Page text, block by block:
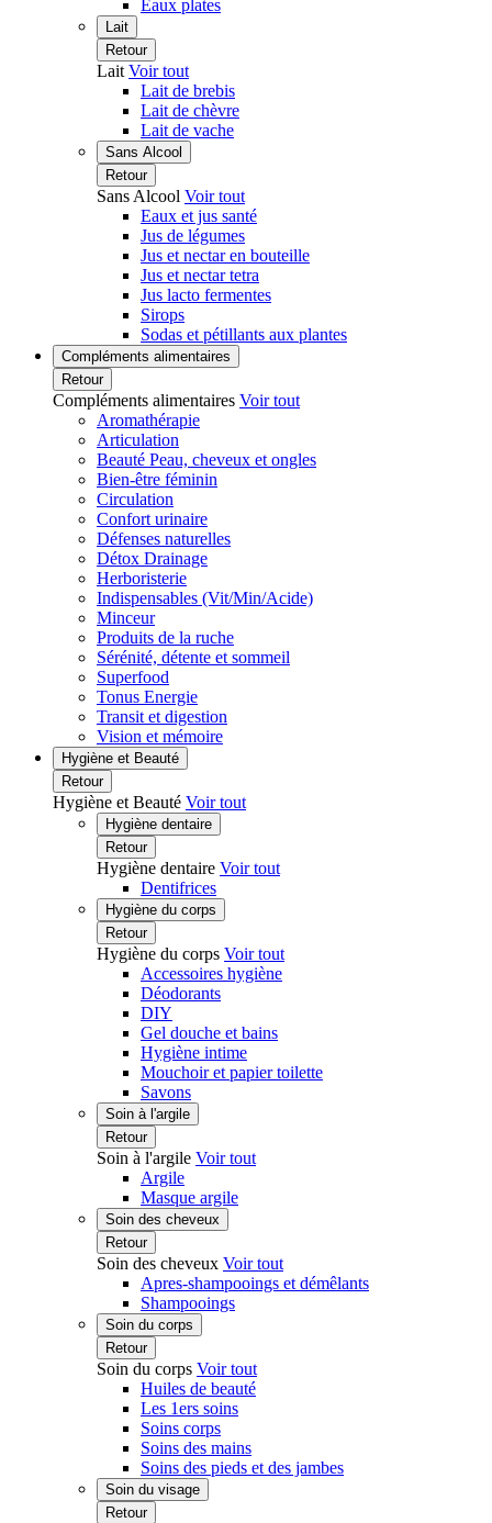
Eaux plates
Lait
Retour
Lait Voir tout
Lait de brebis
Lait de chèvre
Lait de vache
Sans Alcool
Retour
Sans Alcool Voir tout
Eaux et jus santé
Jus de légumes
Jus et nectar en bouteille
Jus et nectar tetra
Jus lacto fermentes
Sirops
Sodas et pétillants aux plantes
Compléments alimentaires
Retour
Compléments alimentaires Voir tout
Aromathérapie
Articulation
Beauté Peau, cheveux et ongles
Bien-être féminin
Circulation
Confort urinaire
Défenses naturelles
Détox Drainage
Herboristerie
Indispensables (Vit/Min/Acide)
Minceur
Produits de la ruche
Sérénité, détente et sommeil
Superfood
Tonus Energie
Transit et digestion
Vision et mémoire
Hygiène et Beauté
Retour
Hygiène et Beauté Voir tout
Hygiène dentaire
Retour
Hygiène dentaire Voir tout
Dentifrices
Hygiène du corps
Retour
Hygiène du corps Voir tout
Accessoires hygiène
Déodorants
DIY
Gel douche et bains
Hygiène intime
Mouchoir et papier toilette
Savons
Soin à l'argile
Retour
Soin à l'argile Voir tout
Argile
Masque argile
Soin des cheveux
Retour
Soin des cheveux Voir tout
Apres-shampooings et démêlants
Shampooings
Soin du corps
Retour
Soin du corps Voir tout
Huiles de beauté
Les 1ers soins
Soins corps
Soins des mains
Soins des pieds et des jambes
Soin du visage
Retour